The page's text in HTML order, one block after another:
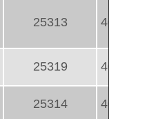
25313
25319
25314